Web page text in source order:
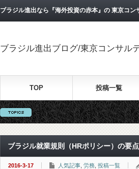
ブラジル進出なら『海外投資の赤本』の 東京コン
ブラジル進出ブログ/東京コンサル
TOP 投稿一覧
ブラジル就業規則（HRポリシー）の要
2016-3-17 人気記事 労務 投稿一覧